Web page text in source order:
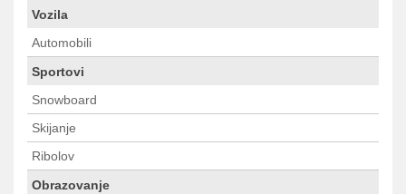
Vozila
Automobili
Sportovi
Snowboard
Skijanje
Ribolov
Obrazovanje